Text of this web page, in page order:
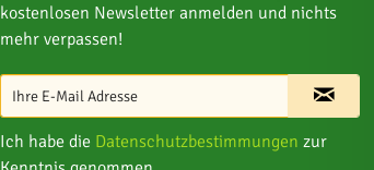
kostenlosen Newsletter anmelden und nichts
mehr verpassen!
Ich habe die Datenschutzbestimmungen zur